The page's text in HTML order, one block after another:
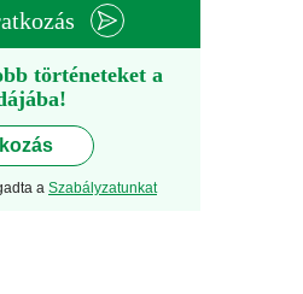
történeteket a
a Szabályzatunkat